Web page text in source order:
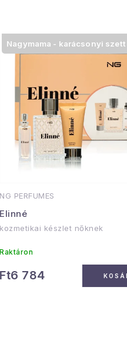
Fej:
Szív:
Alkalmas:
elegáns
NG PERFUMES
Elinné
Nagymama - karácsonyi szett
kozmetikai készlet nőknek
Raktáron
Ft6 784